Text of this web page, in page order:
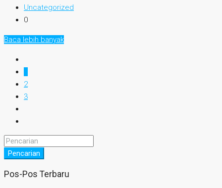
Uncategorized
0
Baca lebih banyak
2
3
Pencarian
Pos-Pos Terbaru